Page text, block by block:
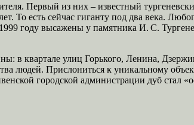
Первый из них – известный
То есть сейчас гиганту под два века.
году высажены у памятника И. С.
в квартале улиц Горького, Ленина,
людей. Прислониться к уникальному
городской администрации дуб